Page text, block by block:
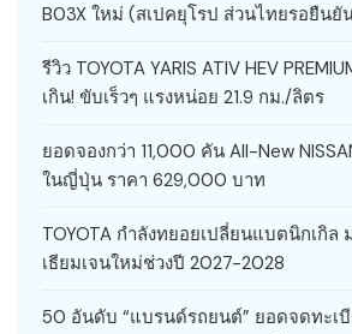
B03X ใหม่ (สเปคยุโรป ส่วนไทยรอยืนยั
รีวิว TOYOTA YARIS ATIV HEV
เกิน! ขับเร็วๆ แรงหน่อย 21.9 กม./ลิตร
ยอดจองกว่า 11,000 คัน All-New
ในญี่ปุ่น ราคา 629,000 บาท
TOYOTA กำลังทยอยเปลี่ยนแบตนิกเกิล
เธียมเจนใหม่ช่วงปี 2027-2028
50 อันดับ “แบรนด์รถยนต์” ยอดจดทะเ